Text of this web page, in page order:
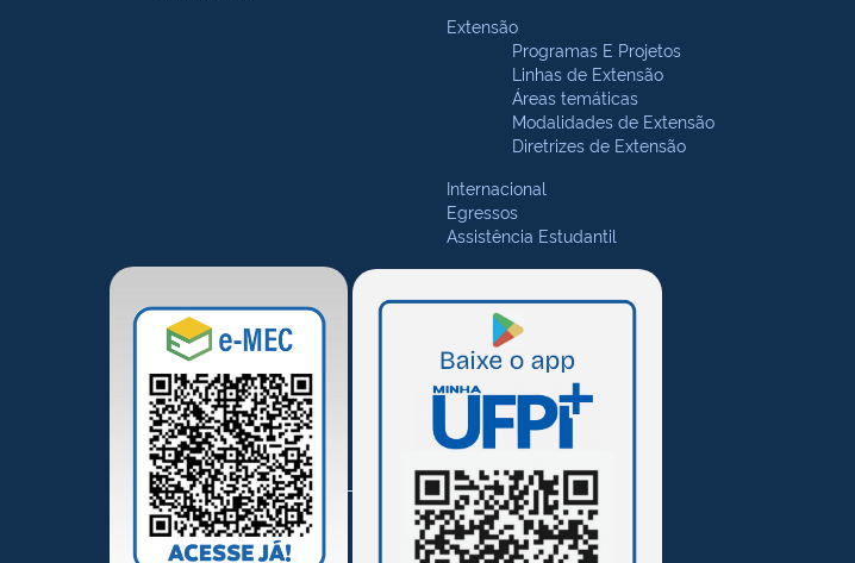
Extensão
Programas E Projetos
Linhas de Extensão
Áreas temáticas
Modalidades de Extensão
Diretrizes de Extensão
Internacional
Egressos
Assistência Estudantil